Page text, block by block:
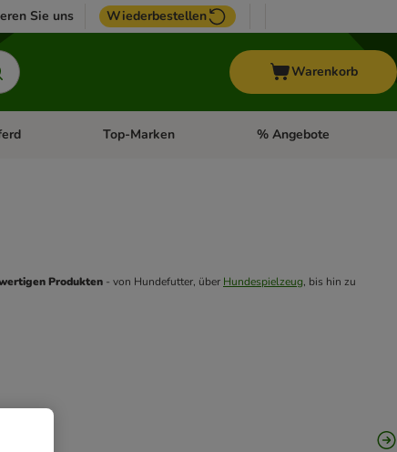
Sie uns Wiederbestellen
Warenkorb
Menü öffnen: VogelKategorie-Menü öffnen: Pferd
Top-Marken Kategorie-Menü öffnen:
% Angebote
Produkten - von Hundefutter, über Hundespielzeug